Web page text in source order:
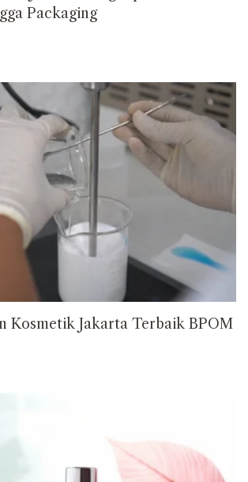
Packaging
Kosmetik Jakarta Terbaik BPOM